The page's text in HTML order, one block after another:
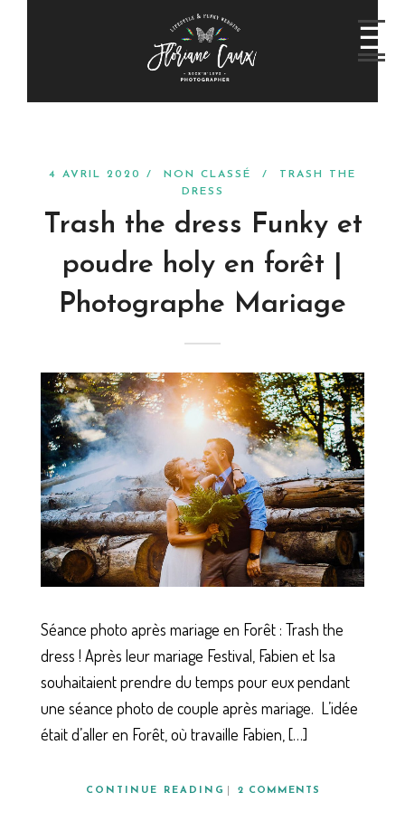
4 AVRIL 2020 / NON CLASSÉ / TRASH THE
DRESS
Trash the dress Funky et
poudre holy en forêt |
Photographe Mariage
Séance photo après mariage en Forêt : Trash the
dress ! Après leur mariage Festival, Fabien et Isa
souhaitaient prendre du temps pour eux pendant
une séance photo de couple après mariage. L’idée
était d’aller en Forêt, où travaille Fabien, […]
CONTINUE READING 2 COMMENTS